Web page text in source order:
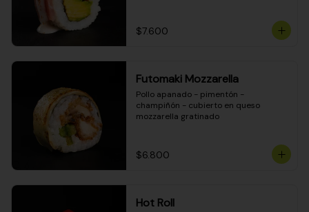
$7.600
Futomaki Mozzarella
Pollo apanado - pimentón -
champiñón - cubierto en queso
mozzarella gratinado
$6.800
Hot Roll